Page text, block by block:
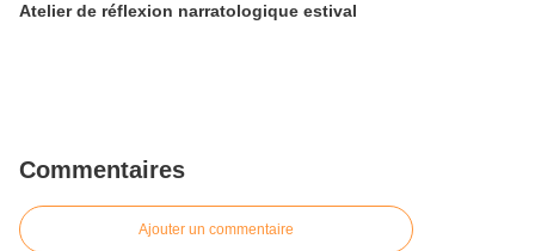
Atelier de réflexion narratologique estival
Commentaires
Ajouter un commentaire